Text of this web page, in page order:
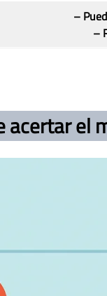
–
–
acertar el